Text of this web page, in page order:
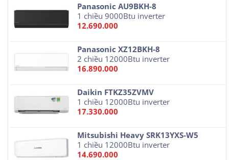
Panasonic AU9BKH-8
1 chiều 9000Btu inverter
12.690.000
Panasonic XZ12BKH-8
2 chiều 12000Btu inverter
16.890.000
Daikin FTKZ35ZVMV
1 chiều 12000Btu inverter
17.330.000
Mitsubishi Heavy SRK13YXS-W5
1 chiều 12000Btu inverter
14.690.000